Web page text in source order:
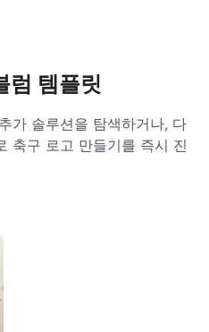
럼 템플릿
가 솔루션을 탐색하거나, 다
축구 로고 만들기를 즉시 진